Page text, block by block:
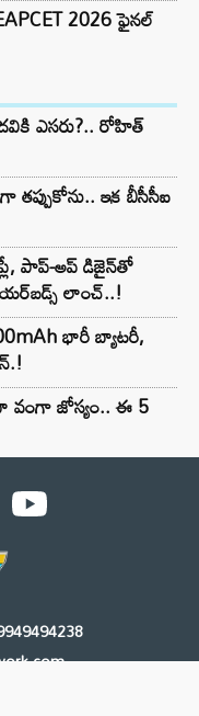
2026 ఫైనల్
ఎసరు?.. రోహిత్
తప్పుకోను.. ఇక బీసీసీఐ
పాప్-అప్ డిజైన్‌తో
లాంచ్..!
భారీ బ్యాటరీ,
వంగా జోస్యం.. ఈ 5